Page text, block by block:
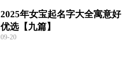
2025年女宝起名字大全寓意好
优选【九篇】
09-20